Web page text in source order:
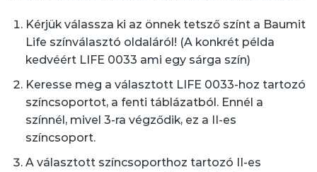
Kérjük válassza ki az önnek tetsző színt a Baumit
Life színválasztó oldaláról ! (A konkrét példa
kedvéért LIFE 0033 ami egy sárga szín)
Keresse meg a választott LIFE 0033-hoz tartozó
színcsoportot, a fenti táblázatból. Ennél a
színnél, mivel 3-ra végződik, ez a II-es
színcsoport.
A választott színcsoporthoz tartozó II-es